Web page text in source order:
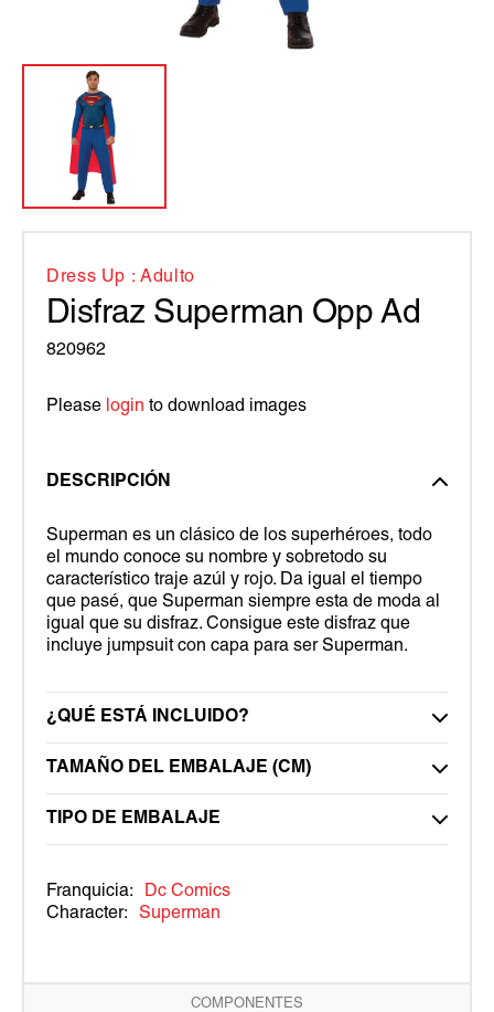
COMPONENTES
Dress Up : Adulto
Disfraz Superman Opp Ad
820962
Please login to download images
DESCRIPCIÓN
Superman es un clásico de los superhéroes, todo
el mundo conoce su nombre y sobretodo su
característico traje azúl y rojo. Da igual el tiempo
que pasé, que Superman siempre esta de moda al
igual que su disfraz. Consigue este disfraz que
incluye jumpsuit con capa para ser Superman.
¿QUÉ ESTÁ INCLUIDO?
TAMAÑO DEL EMBALAJE (CM)
TIPO DE EMBALAJE
Franquicia:
Dc Comics
Character:
Superman